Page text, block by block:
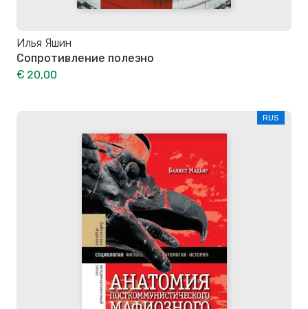
Илья Яшин
Сопротивление полезно
€ 20,00
RUS